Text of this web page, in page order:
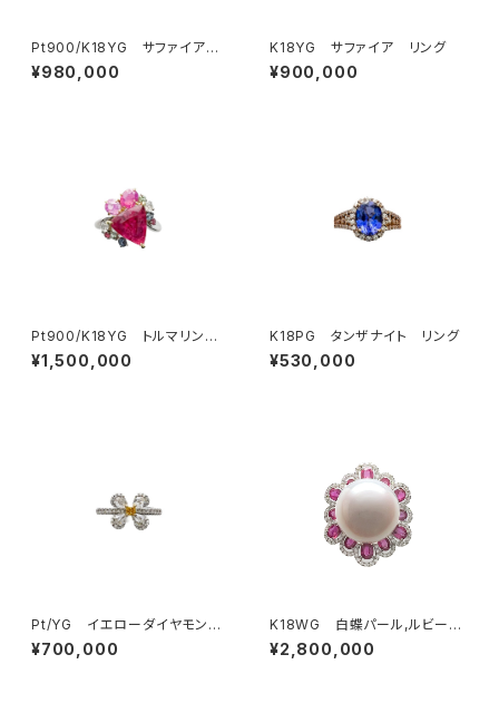
Pt900/K18YG サファイア
リング
¥980,000
K18YG サファイア リング
¥900,000
Pt900/K18YG トルマリン
リング
¥1,500,000
K18PG タンザナイト リング
¥530,000
Pt/YG イエローダイヤモン
ド リング
¥700,000
K18WG 白蝶パール,ルビー
リング
¥2,800,000